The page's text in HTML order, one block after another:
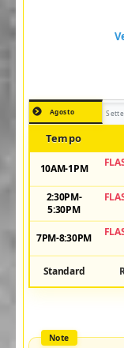
Agosto
Tempo
10AM-1PM
2:30PM-
5:30PM
7PM-8:30PM
Standard